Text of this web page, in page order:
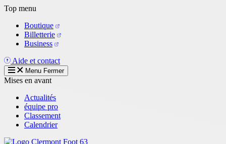
Aller
contenu
principal
Top menu
Boutique
Billetterie
Business
Aide et contact
Menu Fermer
Mises en avant
Actualités
équipe pro
Classement
Calendrier